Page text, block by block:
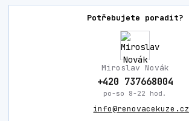
Potřebujete poradit?
Miroslav Novák
+420 737668004
po-so 8-22 hod.
info@renovacekuze.cz